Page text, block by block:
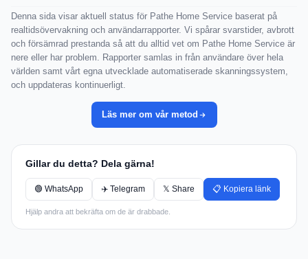
Denna sida visar aktuell status för Pathe Home Service baserat på
realtidsövervakning och användarrapporter. Vi spårar svarstider, avbrott
och försämrad prestanda så att du alltid vet om Pathe Home Service är
nere eller har problem. Rapporter samlas in från användare över hela
världen samt vårt egna utvecklade automatiserade skanningssystem,
och uppdateras kontinuerligt.
Läs mer om vår metod
Gillar du detta? Dela gärna!
🟢 WhatsApp ✈️ Telegram 𝕏 Share 📋 Kopiera länk
Hjälp andra att bekräfta om de är drabbade.